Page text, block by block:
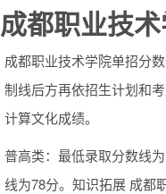
成都职业技
成都职业技术学院单招分
制线后方再依招生计划和
计算文化成绩。
普高类：最低录取分数线
线为78分。知识拓展 成都